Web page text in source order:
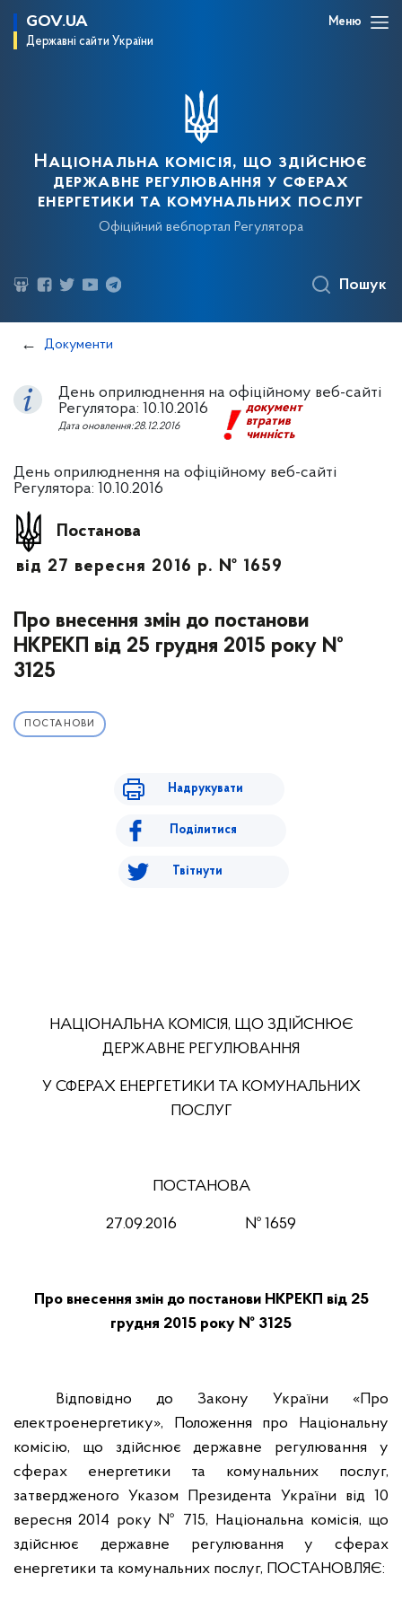
GOV.UA
Державні сайти України
Меню
Національна комісія, що здійснює
державне регулювання у сферах
енергетики та комунальних послуг
Офіційний вебпортал Регулятора
Пошук
Документи
День оприлюднення на офіційному веб-сайті
Регулятора: 10.10.2016
документ
втратив
чинність
Дата оновлення:28.12.2016
День оприлюднення на офіційному веб-сайті
Регулятора: 10.10.2016
Постанова
від 27 вересня 2016 р. № 1659
Про внесення змін до постанови
НКРЕКП від 25 грудня 2015 року №
3125
ПОСТАНОВИ
Надрукувати
Поділитися
Твітнути
НАЦІОНАЛЬНА КОМІСІЯ, ЩО ЗДІЙСНЮЄ
ДЕРЖАВНЕ РЕГУЛЮВАННЯ
У СФЕРАХ ЕНЕРГЕТИКИ ТА КОМУНАЛЬНИХ
ПОСЛУГ
ПОСТАНОВА
27.09.2016 № 1659
Про внесення змін до постанови НКРЕКП від 25
грудня 2015 року № 3125
Відповідно до Закону України «Про
електроенергетику», Положення про Національну
комісію, що здійснює державне регулювання у
сферах енергетики та комунальних послуг,
затвердженого Указом Президента України від 10
вересня 2014 року № 715, Національна комісія, що
здійснює державне регулювання у сферах
енергетики та комунальних послуг, ПОСТАНОВЛЯЄ: